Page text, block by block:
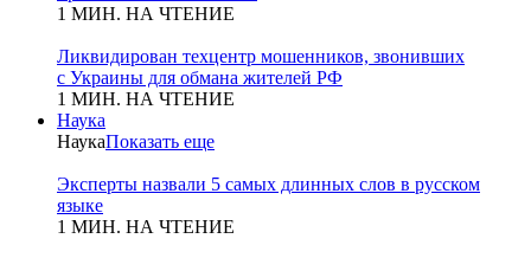
1 МИН. НА ЧТЕНИЕ
Ликвидирован техцентр мошенников, звонивших
с Украины для обмана жителей РФ
1 МИН. НА ЧТЕНИЕ
Наука
НаукаПоказать еще
Эксперты назвали 5 самых длинных слов в русском
языке
1 МИН. НА ЧТЕНИЕ